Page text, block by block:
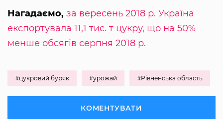
Нагадаємо, за вересень 2018 р. Україна
експортувала 11,1 тис. т цукру, що на 50%
менше обсягів серпня 2018 р.
#цукровий буряк #урожай #Рівненська область
КОМЕНТУВАТИ